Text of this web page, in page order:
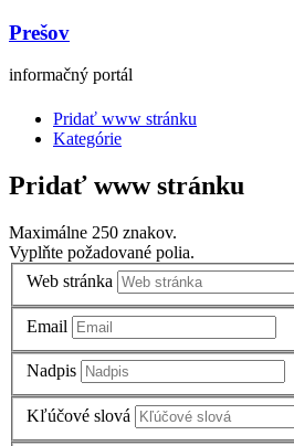
Prešov
informačný portál
Pridať www stránku
Kategórie
Pridať www stránku
Maximálne 250 znakov.
Vyplňte požadované polia.
Web stránka
Email
Nadpis
Kľúčové slová